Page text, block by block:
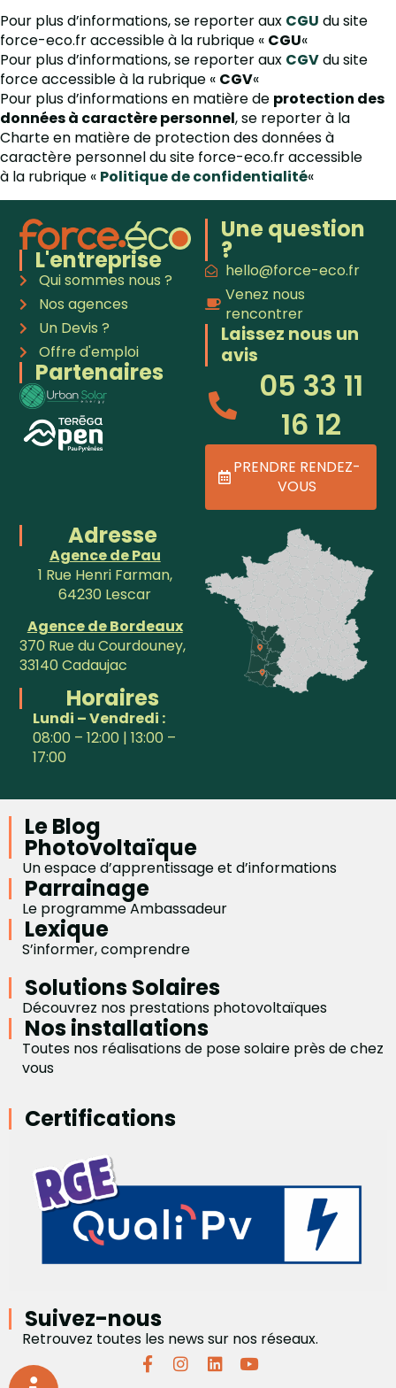
Pour plus d’informations, se reporter aux CGU du site
force-eco.fr accessible à la rubrique « CGU«
Pour plus d’informations, se reporter aux CGVdu site
force accessible à la rubrique « CGV«
Pour plus d’informations en matière de protection des
données à caractère personnel, se reporter à la
Charte en matière de protection des données à
caractère personnel du site force-eco.fr accessible
à la rubrique « Politique de confidentialité«
L'entreprise
Qui sommes nous ?
Nos agences
Un Devis ?
Offre d'emploi
Partenaires
Une question
?
hello@force-eco.fr
Venez nous
rencontrer
Laissez nous un
avis
05 33 11
16 12
PRENDRE RENDEZ-
VOUS
Adresse
Agence de Pau
1 Rue Henri Farman,
64230 Lescar
Agence de Bordeaux
370 Rue du Courdouney,
33140 Cadaujac
Horaires
Lundi – Vendredi :
08:00 – 12:00 | 13:00 –
17:00
Le Blog
Photovoltaïque
Un espace d’apprentissage et d’informations
Parrainage
Le programme Ambassadeur
Lexique
S’informer, comprendre
Solutions Solaires
Découvrez nos prestations photovoltaïques
Nos installations
Toutes nos réalisations de pose solaire près de chez
vous
Certifications
Suivez-nous
Retrouvez toutes les news sur nos réseaux.